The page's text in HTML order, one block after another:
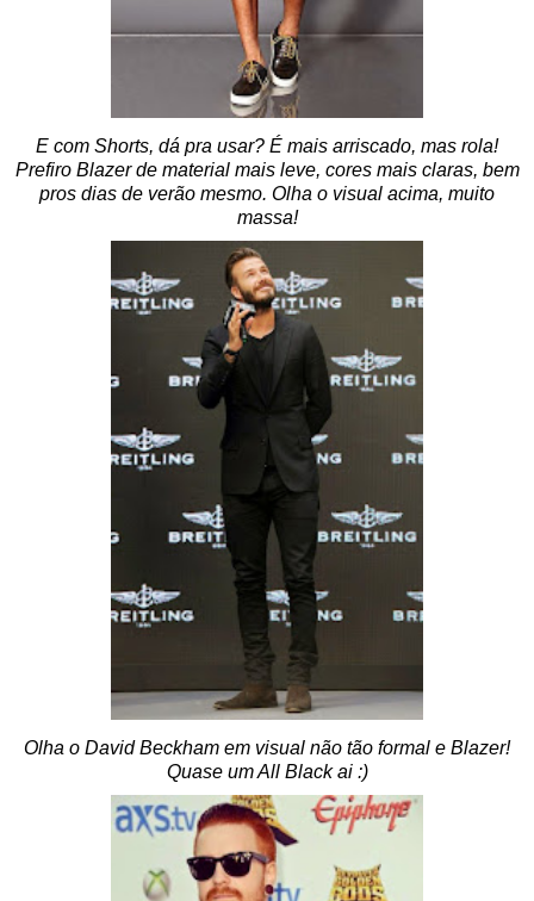
E com Shorts, dá pra usar? É mais arriscado, mas rola!
Prefiro Blazer de material mais leve, cores mais claras, bem
pros dias de verão mesmo. Olha o visual acima, muito
massa!
Olha o David Beckham em visual não tão formal e Blazer!
Quase um All Black ai :)